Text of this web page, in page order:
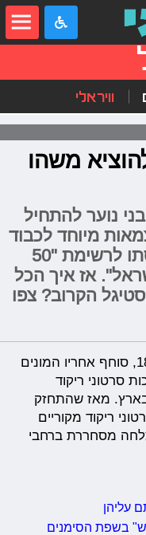
וויראלי
משהו
נוער להתחיל
מיוחד לכבוד
הקמפיין החדש בכיכובו וכניסתו לרשימת "50
אז איך הכל
הקרוב? צפו
כבר שנה וקצת שסטפן גאגבה בן ה-18, סוחף אחריו המונים
סרטוני ריקוד
בארץ. מאז שהתחזק
ריקוד מקוריים
מסחררת ברחבי
בשפת הסימנים